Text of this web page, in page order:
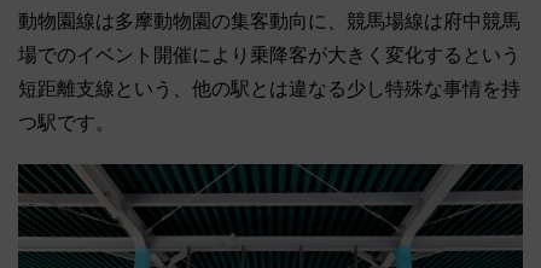
動物園線は多摩動物園の集客動向に、競馬場線は府中競馬
場でのイベント開催により乗降客が大きく変化するという
短距離支線という、他の駅とは違なる少し特殊な事情を持
つ駅です。